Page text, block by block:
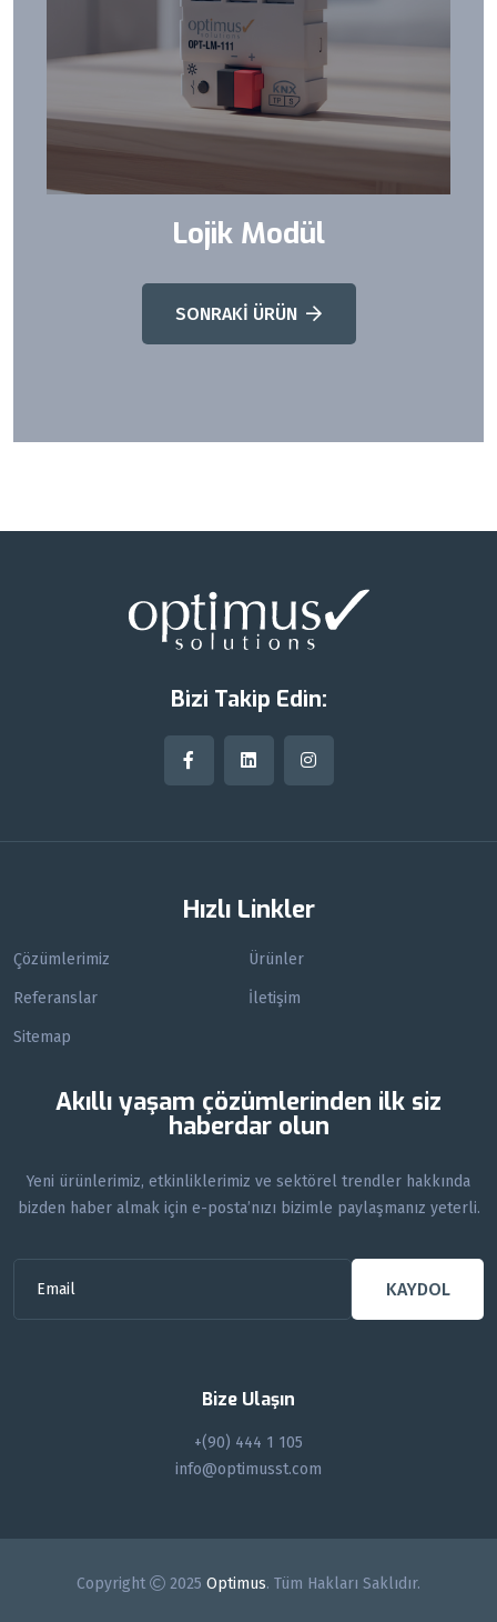
Lojik Modül
SONRAKİ ÜRÜN
Bizi Takip Edin:
Hızlı Linkler
Çözümlerimiz Ürünler
Referanslar İletişim
Sitemap
Akıllı yaşam çözümlerinden ilk siz
haberdar olun
Yeni ürünlerimiz, etkinliklerimiz ve sektörel trendler hakkında
bizden haber almak için e-posta’nızı bizimle paylaşmanız yeterli.
KAYDOL
Bize Ulaşın
+(90) 444 1 105
info@optimusst.com
Copyright 2025 Optimus. Tüm Hakları Saklıdır.